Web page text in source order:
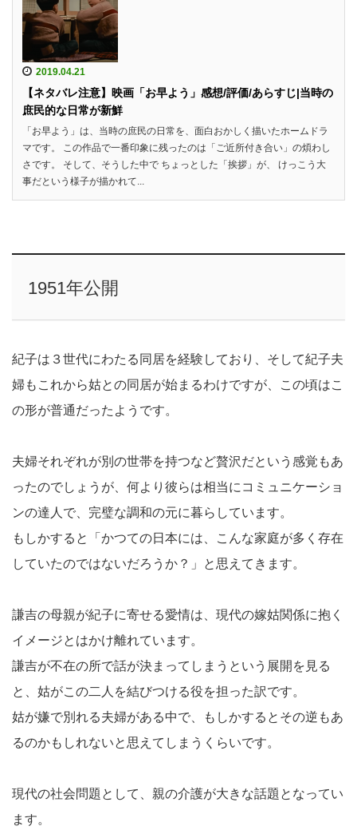
2019.04.21
【ネタバレ注意】映画「お早よう」感想/評価/あらすじ|当時の
庶民的な日常が新鮮
「お早よう」は、当時の庶民の日常を、面白おかしく描いたホームドラ
マです。 この作品で一番印象に残ったのは「ご近所付き合い」の煩わし
さです。 そして、そうした中で ちょっとした「挨拶」が、 けっこう大
事だという様子が描かれて...
1951年公開
紀子は３世代にわたる同居を経験しており、そして紀子夫
婦もこれから姑との同居が始まるわけですが、この頃はこ
の形が普通だったようです。
夫婦それぞれが別の世帯を持つなど贅沢だという感覚もあ
ったのでしょうが、何より彼らは相当にコミュニケーショ
ンの達人で、完璧な調和の元に暮らしています。
もしかすると「かつての日本には、こんな家庭が多く存在
していたのではないだろうか？」と思えてきます。
謙吉の母親が紀子に寄せる愛情は、現代の嫁姑関係に抱く
イメージとはかけ離れています。
謙吉が不在の所で話が決まってしまうという展開を見る
と、姑がこの二人を結びつける役を担った訳です。
姑が嫌で別れる夫婦がある中で、もしかするとその逆もあ
るのかもしれないと思えてしまうくらいです。
現代の社会問題として、親の介護が大きな話題となってい
ます。